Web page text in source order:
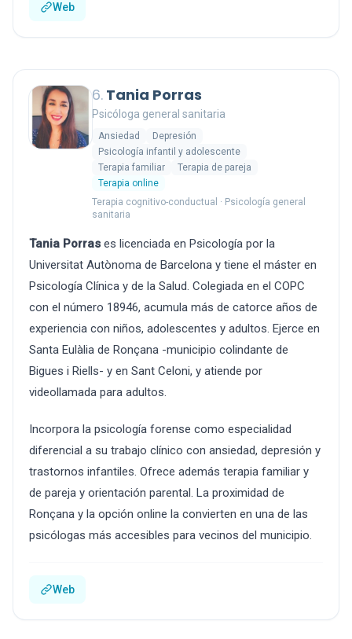
Web
6. Tania Porras
Psicóloga general sanitaria
Ansiedad
Depresión
Psicología infantil y adolescente
Terapia familiar
Terapia de pareja
Terapia online
Terapia cognitivo-conductual · Psicología general
sanitaria
Tania Porras es licenciada en Psicología por la
Universitat Autònoma de Barcelona y tiene el máster en
Psicología Clínica y de la Salud. Colegiada en el COPC
con el número 18946, acumula más de catorce años de
experiencia con niños, adolescentes y adultos. Ejerce en
Santa Eulàlia de Ronçana -municipio colindante de
Bigues i Riells- y en Sant Celoni, y atiende por
videollamada para adultos.
Incorpora la psicología forense como especialidad
diferencial a su trabajo clínico con ansiedad, depresión y
trastornos infantiles. Ofrece además terapia familiar y
de pareja y orientación parental. La proximidad de
Ronçana y la opción online la convierten en una de las
psicólogas más accesibles para vecinos del municipio.
Web